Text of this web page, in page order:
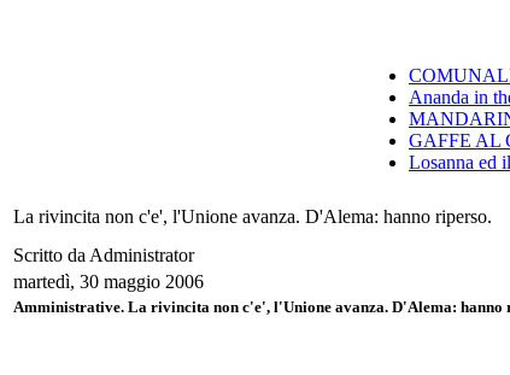
Ananda in
GAFFE AL
Losanna ed
La rivincita non c'e', l'Unione avanza. D'Alema: hanno riperso.
Scritto da Administrator
martedì, 30 maggio 2006
Amministrative. La rivincita non c'e', l'Unione avanza. D'Alema: